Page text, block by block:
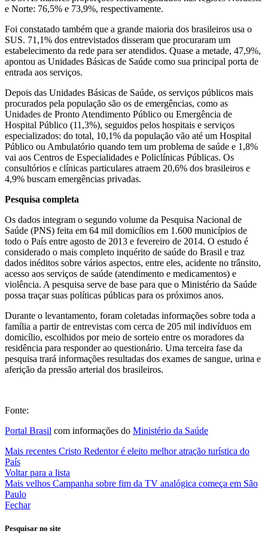
e Norte: 76,5% e 73,9%, respectivamente.
Foi constatado também que a grande maioria dos brasileiros usa o
SUS. 71,1% dos entrevistados disseram que procuraram um
estabelecimento da rede para ser atendidos. Quase a metade, 47,9%,
apontou as Unidades Básicas de Saúde como sua principal porta de
entrada aos serviços.
Depois das Unidades Básicas de Saúde, os serviços públicos mais
procurados pela população são os de emergências, como as
Unidades de Pronto Atendimento Público ou Emergência de
Hospital Público (11,3%), seguidos pelos hospitais e serviços
especializados: do total, 10,1% da população vão até um Hospital
Público ou Ambulatório quando tem um problema de saúde e 1,8%
vai aos Centros de Especialidades e Policlínicas Públicas. Os
consultórios e clínicas particulares atraem 20,6% dos brasileiros e
4,9% buscam emergências privadas.
Pesquisa completa
Os dados integram o segundo volume da Pesquisa Nacional de
Saúde (PNS) feita em 64 mil domicílios em 1.600 municípios de
todo o País entre agosto de 2013 e fevereiro de 2014. O estudo é
considerado o mais completo inquérito de saúde do Brasil e traz
dados inéditos sobre vários aspectos, entre eles, acidente no trânsito,
acesso aos serviços de saúde (atendimento e medicamentos) e
violência. A pesquisa serve de base para que o Ministério da Saúde
possa traçar suas políticas públicas para os próximos anos.
Durante o levantamento, foram coletadas informações sobre toda a
família a partir de entrevistas com cerca de 205 mil indivíduos em
domicílio, escolhidos por meio de sorteio entre os moradores da
residência para responder ao questionário. Uma terceira fase da
pesquisa trará informações resultadas dos exames de sangue, urina e
aferição da pressão arterial dos brasileiros.
Fonte:
Portal Brasil com informações do Ministério da Saúde
Mais recentes Cristo Redentor é eleito melhor atração turística do
País
Voltar para a lista
Mais velhos Campanha sobre fim da TV analógica começa em São
Paulo
Fechar
Pesquisar no site